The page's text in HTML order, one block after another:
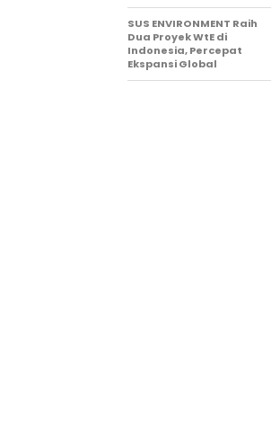
SUS ENVIRONMENT Raih
Dua Proyek WtE di
Indonesia, Percepat
Ekspansi Global